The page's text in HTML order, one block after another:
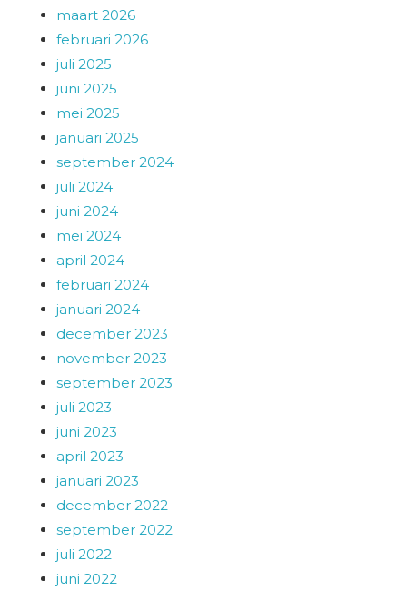
maart 2026
februari 2026
juli 2025
juni 2025
mei 2025
januari 2025
september 2024
juli 2024
juni 2024
mei 2024
april 2024
februari 2024
januari 2024
december 2023
november 2023
september 2023
juli 2023
juni 2023
april 2023
januari 2023
december 2022
september 2022
juli 2022
juni 2022